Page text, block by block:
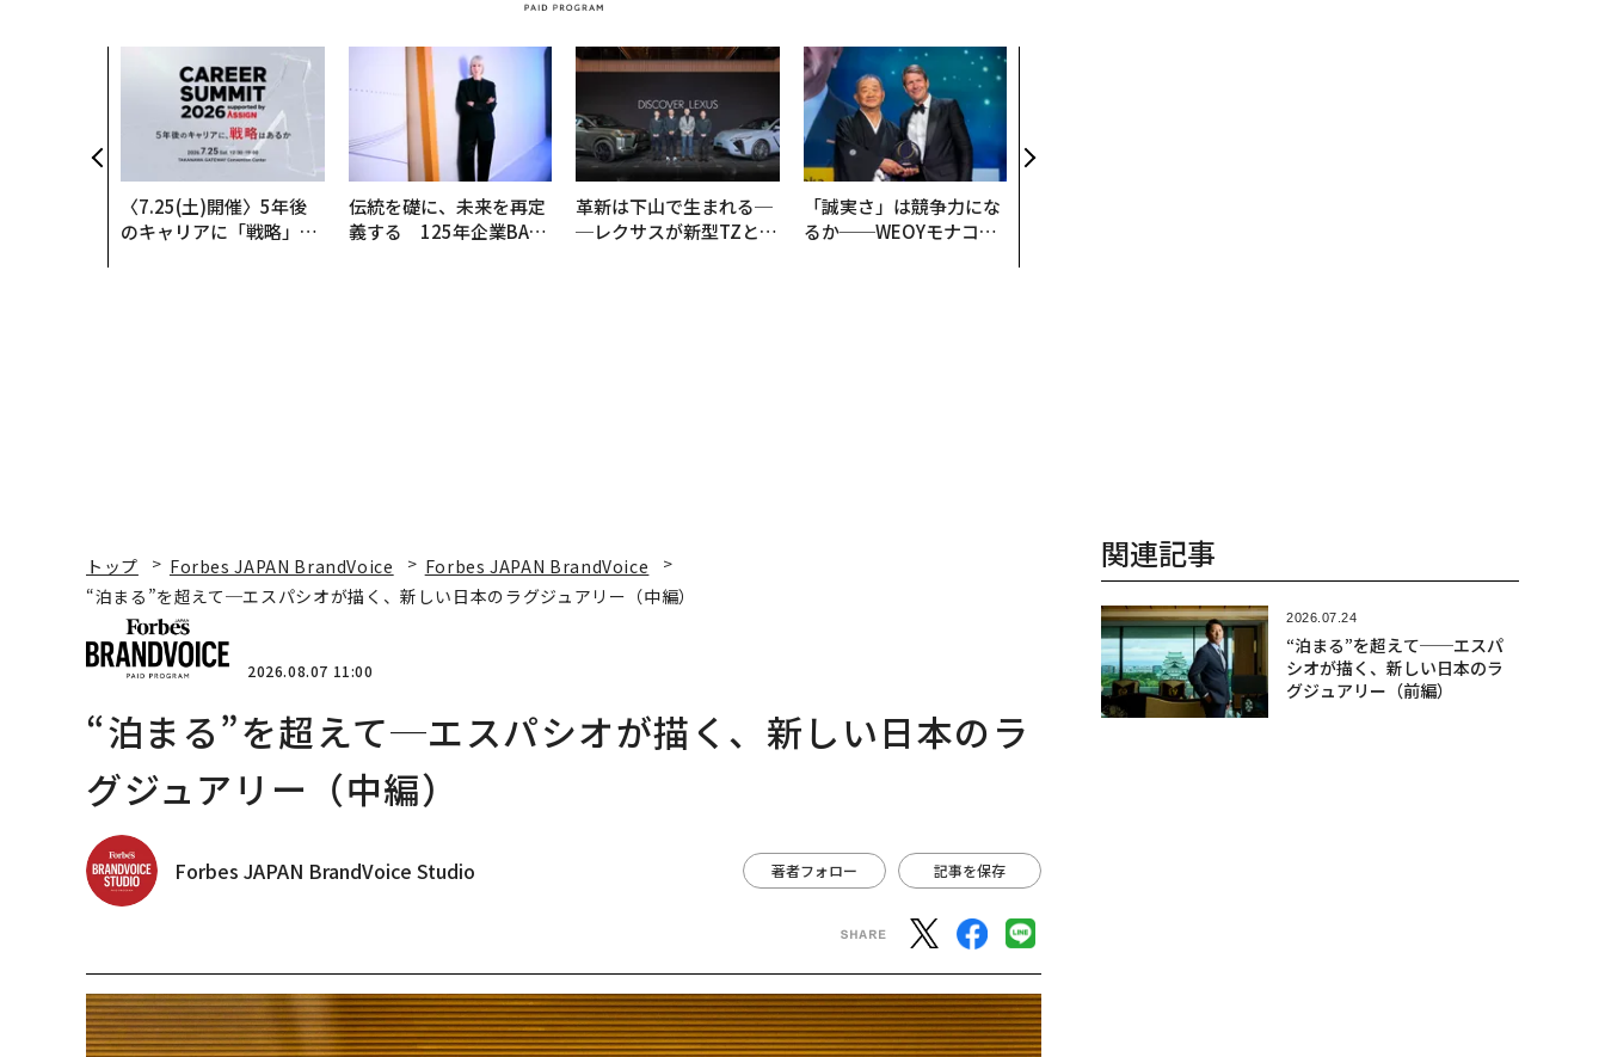
〈7.25(土)開催〉5年後
のキャリアに「戦略」は
伝統を礎に、未来を再定
義する 125年企業BAT
革新は下山で生まれる─
─レクサスが新型TZとE
「誠実さ」は競争力にな
るか──WEOYモナコで
トップ Forbes JAPAN BrandVoice
Forbes JAPAN BrandVoice
“泊まる”を超えて─エスパシオが描く、新しい日本のラグジュアリー（中編）
2026.08.07 11:00
“泊まる”を超えて─エスパシオが描く、新しい日本のラ
グジュアリー（中編）
Forbes JAPAN BrandVoice Studio 著者フォロー 記事を保存
関連記事
2026.07.24
“泊まる”を超えて──エスパ
シオが描く、新しい日本のラ
グジュアリー（前編）